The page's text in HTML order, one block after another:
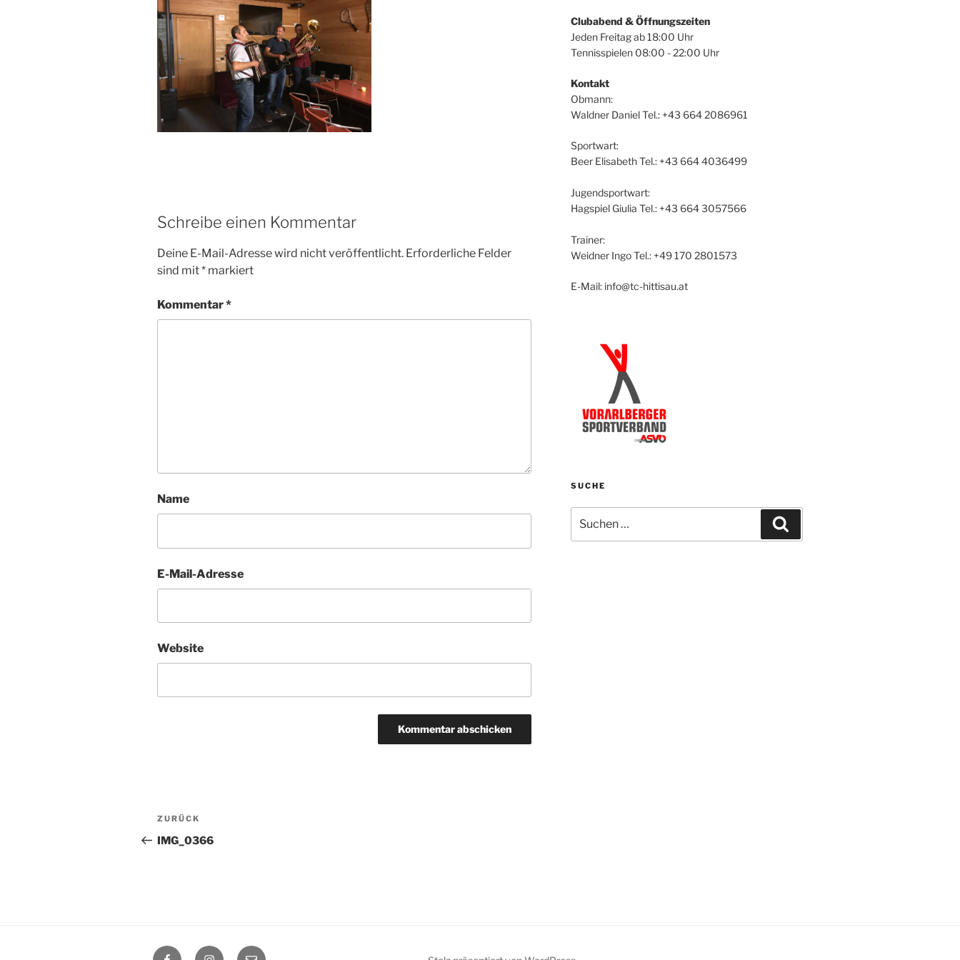
Schreibe einen Kommentar
Deine E-Mail-Adresse wird nicht veröffentlicht. Erforderliche Felder
sind mit* markiert
Kommentar*
Name
E-Mail-Adresse
Website
Beitragsnavigation
Vorheriger
Beitrag
ZURÜCK
IMG_0366
Clubabend & Öffnungszeiten
Jeden Freitag ab 18:00 Uhr
Tennisspielen 08:00 - 22:00 Uhr
Kontakt
Obmann:
Waldner Daniel Tel.: +43 664 2086961
Sportwart:
Beer Elisabeth Tel.: +43 664 4036499
Jugendsportwart:
Hagspiel Giulia Tel.: +43 664 3057566
Trainer:
Weidner Ingo Tel.: +49 170 2801573
E-Mail: info@tc-hittisau.at
SUCHE
nach:
FacebookInstagram
E-